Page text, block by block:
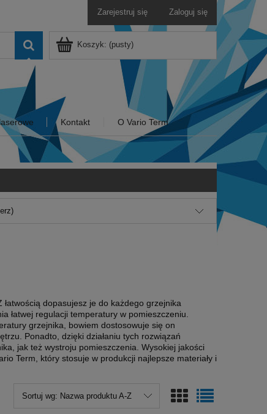
Zarejestruj się Zaloguj się
Koszyk: (pusty)
Kontakt O Vario Term
dopasujesz je do każdego grzejnika
łatwej regulacji temperatury w pomieszczeniu.
grzejnika, bowiem dostosowuje się on
Ponadto, dzięki działaniu tych rozwiązań
jak też wystroju pomieszczenia. Wysokiej jakości
Term, który stosuje w produkcji najlepsze materiały i
Sortuj wg: Nazwa produktu A-Z